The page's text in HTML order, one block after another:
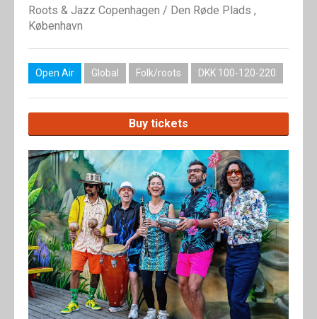
Privacy
SHOP
Roots & Jazz Copenhagen / Den Røde Plads ,
København
Open Air Global Folk/roots DKK 100-120-220
Buy tickets